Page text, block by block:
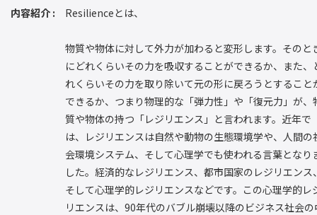
内容紹介
Resilienceとは、
物質や物体に対して外力が加わると変形します。そのと
にどれくらいその力を吸収することができるか、また、
れくらいその力を取り除いて元の形に戻ろうとすること
できるか、つまり物理的な「弾力性」や「復元力」が、
質や物体の持つ「レジリエンス」と言われます。近年で
は、レジリエンスは自然や動物の生態環境学や、人間の
会環境システム、そして心理学でも使われる言葉となり
した。経済的なレジリエンス、都市国家のレジリエンス
そして心理学的レジリエンスなどです。この心理学的レ
リエンスは、90年代のバブル崩壊以降のビジネス社会の